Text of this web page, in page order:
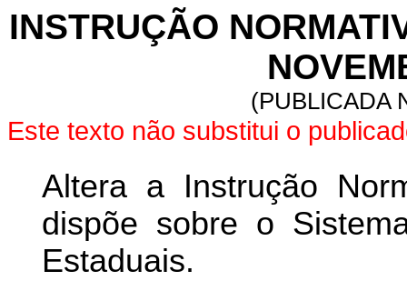
INSTRUÇÃO
(PUBLICADA
Este texto não substitui o
Altera a Instrução
dispõe sobre o
Estaduais.